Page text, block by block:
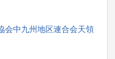
会中九州地区連合会天領